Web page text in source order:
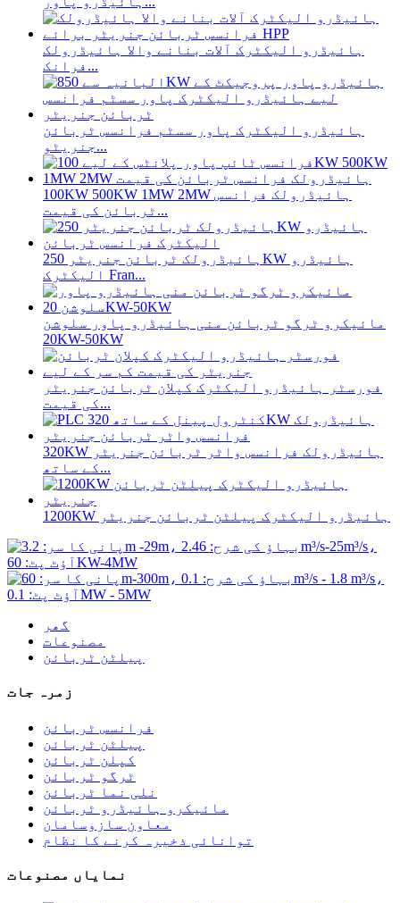
ہائیڈرو الیکٹرک آلات بنانے والا ہائیڈرولک
فرانک...
ہائیڈرو الیکٹرک پاور سسٹم فرانسس ٹربائن
جنریٹو...
100KW 500KW 1MW 2MW ہائیڈرولک فرانسس
ٹربائن کی قیمت...
ہائیڈرولک ٹربائن جنریٹر 250KW ہائیڈرو
الیکٹرک Fran...
مائیکرو ٹرگو ٹربائن منی ہائیڈرو پاور سلوشن
20KW-50KW
فورسٹر ہائیڈرو الیکٹرک کپلان ٹربائن جنریٹر
کی قیمت...
320KW ہائیڈرولک فرانسس واٹر ٹربائن جنریٹر
کے ساتھ...
1200KW ہائیڈرو الیکٹرک پیلٹن ٹربائن جنریٹر
گھر
مصنوعات
پیلٹن ٹربائن
زمرہ جات
فرانسس ٹربائن
پیلٹن ٹربائن
کپلن ٹربائن
ٹرگو ٹربائن
نلی نما ٹربائن
مائیکرو ہائیڈرو ٹربائن
معاون سازوسامان
توانائی ذخیرہ کرنے کا نظام
نمایاں مصنوعات